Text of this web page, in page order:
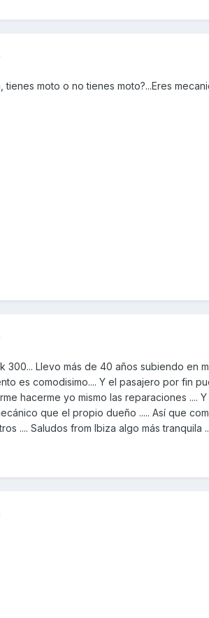
moto o no tienes moto?...Eres
300... Llevo más de 40 años subiendo en
es comodisimo.... Y el pasajero por fin
hacerme yo mismo las reparaciones ....
que el propio dueño ..... Así que
.... Saludos from Ibiza algo más tranquila